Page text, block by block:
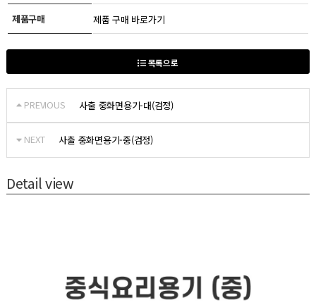
제품구매 제품 구매 바로가기
목록으로
PREVIOUS 사출 중화면용기-대(검정)
NEXT 사출 중화면용기-중(검정)
Detail view